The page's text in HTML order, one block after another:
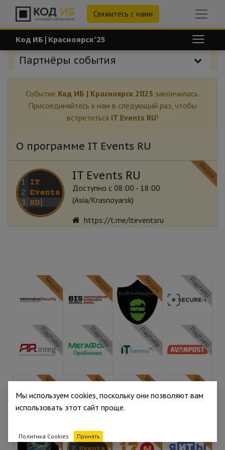
Свяжитесь с нами
Код ИБ | Красноярск’25
Партнёры события
Событие Код ИБ | Красноярск 2025 закончилась.
Присоединяйтесь к нам в следующий раз, чтобы
встретиться IT Events RU!
О программе IT Events RU
IT Events RU Медиа
Доступно с 08:00 - 18:00
(Asia/Krasnoyarsk)
https://t.me/iteventsru
Медиа Медиа Медиа Партнёр
Партнёр Партнёр Партнёр Партнёр
Медиа Медиа Медиа Медиа
Медиа Медиа
Мы используем cookies, поскольку они позволяют вам
использовать этот сайт проще.
Политика Cookies Принять